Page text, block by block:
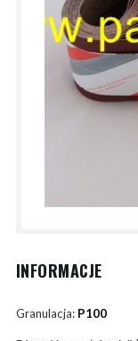
INFORMACJE
Granulacja: P100